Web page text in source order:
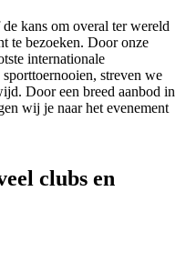
kans om overal ter wereld
te bezoeken. Door onze
internationale
streven we
Door een breed aanbod in
wij je naar het evenement
clubs en